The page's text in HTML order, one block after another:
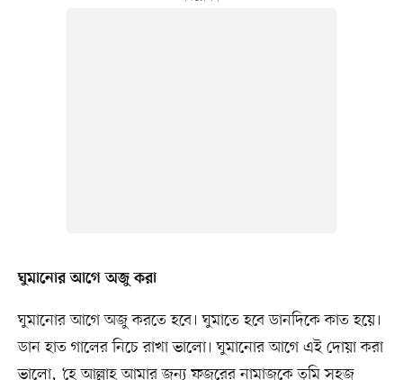
ঘুমানোর আগে অজু করা
ঘুমানোর আগে অজু করতে হবে। ঘুমাতে হবে ডানদিকে কাত হয়ে।
ডান হাত গালের নিচে রাখা ভালো। ঘুমানোর আগে এই দোয়া করা
ভালো, ‘হে আল্লাহ আমার জন্য ফজরের নামাজকে তুমি সহজ